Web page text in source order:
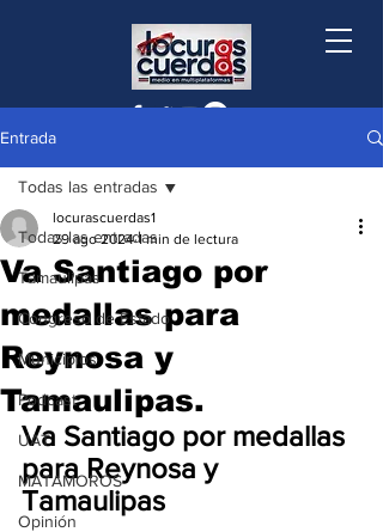
Entrada
Todas las entradas
Tamaulipas
Congreso de Estado
Municipios
Podcast
UAT
MATAMOROS
Opinión
Todas las entradas
Va Santiago por
medallas para
Reynosa y
Tamaulipas.
locurascuerdas1
29 ago 2024 1 min de lectura
Va Santiago por medallas
para Reynosa y
Tamaulipas